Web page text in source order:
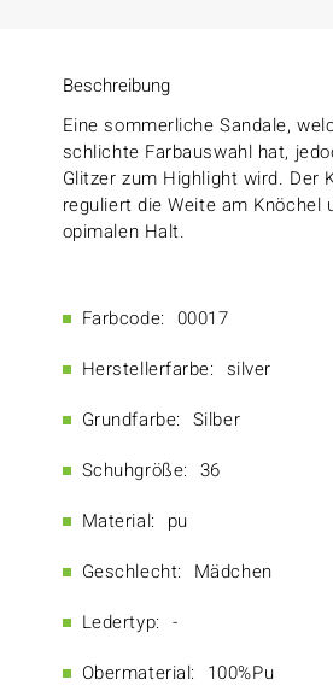
Beschreibung
Eine sommerliche Sandale,
schlichte Farbauswahl hat,
Glitzer zum Highlight wird. Der
reguliert die Weite am Knöchel
opimalen Halt.
Farbcode: 00017
Herstellerfarbe: silver
Grundfarbe: Silber
Schuhgröße: 36
Material: pu
Geschlecht: Mädchen
Ledertyp: -
Obermaterial: 100%Pu